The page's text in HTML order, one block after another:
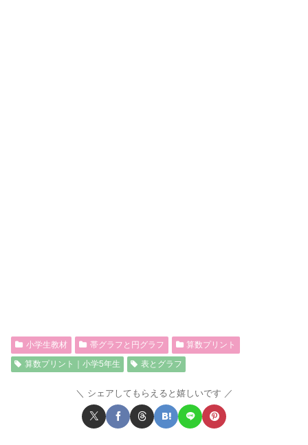
小学生教材 帯グラフと円グラフ
算数プリント
算数プリント｜小学5年生
表とグラフ
シェアしてもらえると嬉しいです